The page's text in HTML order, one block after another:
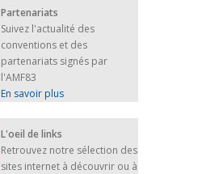
Partenariats
Suivez l'actualité des
conventions et des
partenariats signés par
l'AMF83
En savoir plus
L'oeil de links
Retrouvez notre sélection des
sites internet à découvrir ou à